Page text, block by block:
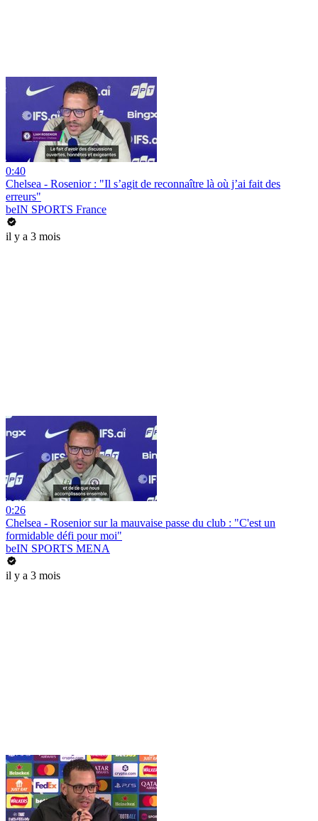
0:40
Chelsea - Rosenior : "Il s’agit de reconnaître là où j’ai fait des
erreurs"
beIN SPORTS France
il y a 3 mois
0:26
Chelsea - Rosenior sur la mauvaise passe du club : "C'est un
formidable défi pour moi"
beIN SPORTS MENA
il y a 3 mois